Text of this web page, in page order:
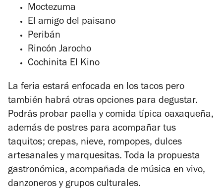
Moctezuma
El amigo del paisano
Peribán
Rincón Jarocho
Cochinita El Kino
La feria estará enfocada en los tacos pero
también habrá otras opciones para degustar.
Podrás probar paella y comida típica oaxaqueña,
además de postres para acompañar tus
taquitos; crepas, nieve, rompopes, dulces
artesanales y marquesitas. Toda la propuesta
gastronómica, acompañada de música en vivo,
danzoneros y grupos culturales.